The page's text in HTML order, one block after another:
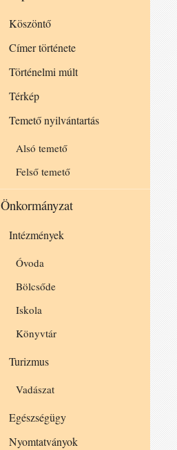
Köszöntő
Címer története
Történelmi múlt
Térkép
Temető nyilvántartás
Alsó temető
Felső temető
Önkormányzat
Intézmények
Óvoda
Bölcsőde
Iskola
Könyvtár
Turizmus
Vadászat
Egészségügy
Nyomtatványok